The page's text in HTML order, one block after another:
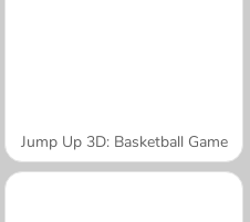
Jump Up 3D: Basketball Game